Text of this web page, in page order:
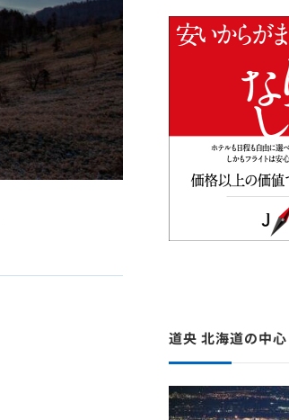
道央 北海道の中心